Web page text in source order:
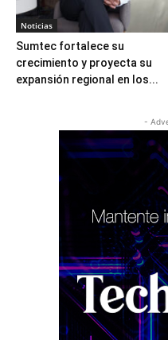
Noticias
Sumtec fortalece su
crecimiento y proyecta su
expansión regional en los...
-